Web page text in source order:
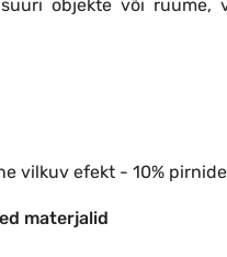
objekte või ruume,
vilkuv efekt - 10%
materjalid